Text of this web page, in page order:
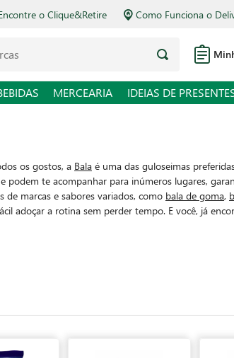
o Clique&Retire Como Funciona o
MERCEARIA IDEIAS DE
os gostos, a Bala é uma das guloseimas
podem te acompanhar para inúmeros lugares,
de marcas e sabores variados, como bala de goma,
adoçar a rotina sem perder tempo. E você, já